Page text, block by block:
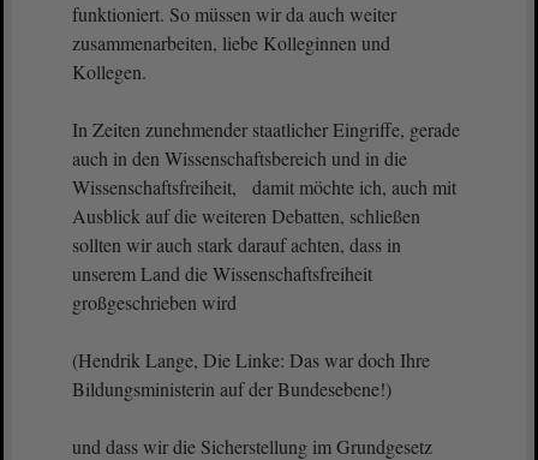
funktioniert. So müssen wir da auch weiter
zusammenarbeiten, liebe Kolleginnen und
Kollegen.
In Zeiten zunehmender staatlicher Eingriffe, gerade
auch in den Wissenschaftsbereich und in die
Wissenschaftsfreiheit, damit möchte ich, auch mit
Ausblick auf die weiteren Debatten, schließen
sollten wir auch stark darauf achten, dass in
unserem Land die Wissenschaftsfreiheit
großgeschrieben wird
(Hendrik Lange, Die Linke: Das war doch Ihre
Bildungsministerin auf der Bundesebene!)
und dass wir die Sicherstellung im Grundgesetz